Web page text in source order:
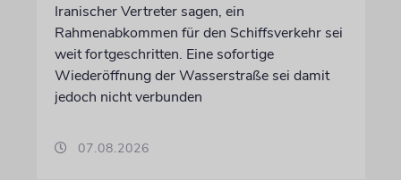
Iranischer Vertreter sagen, ein
Rahmenabkommen für den Schiffsverkehr sei
weit fortgeschritten. Eine sofortige
Wiederöffnung der Wasserstraße sei damit
jedoch nicht verbunden
07.08.2026